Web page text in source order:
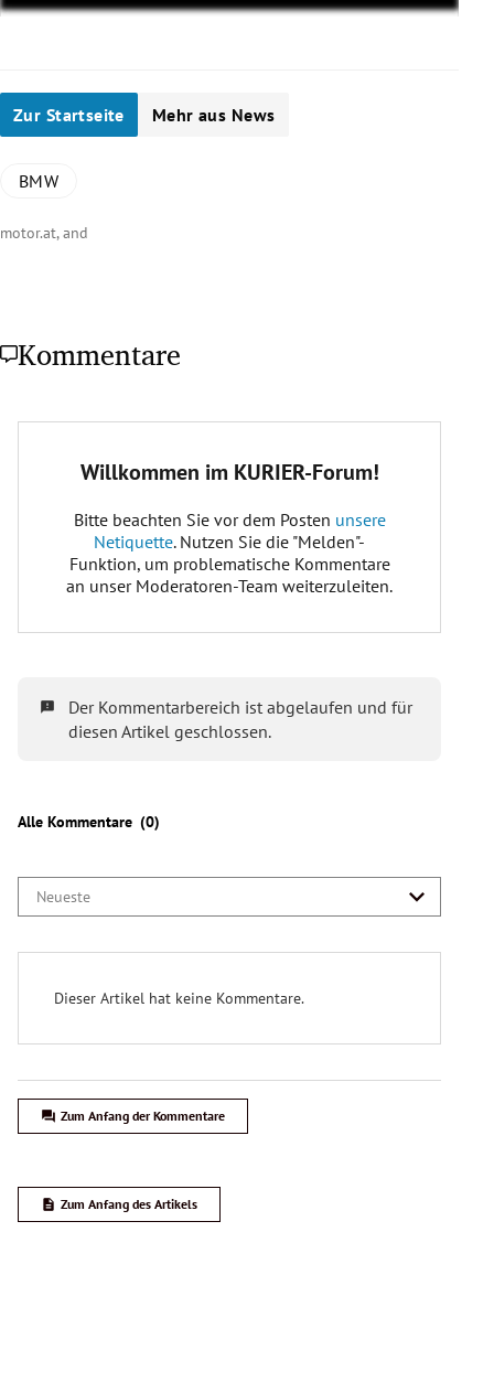
Zur Startseite Mehr aus News
BMW
motor.at, and
Kommentare